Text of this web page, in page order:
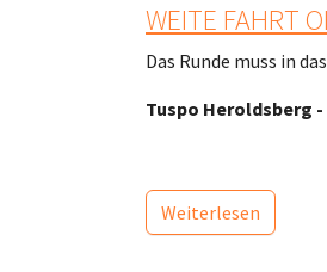
WEITE FAHRT
Das Runde muss in
Tuspo Heroldsberg -
Weiterlesen